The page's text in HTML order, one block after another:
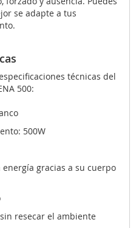
se adapte a tus
técnicas del
500:
500W
gracias a su cuerpo
resecar el ambiente